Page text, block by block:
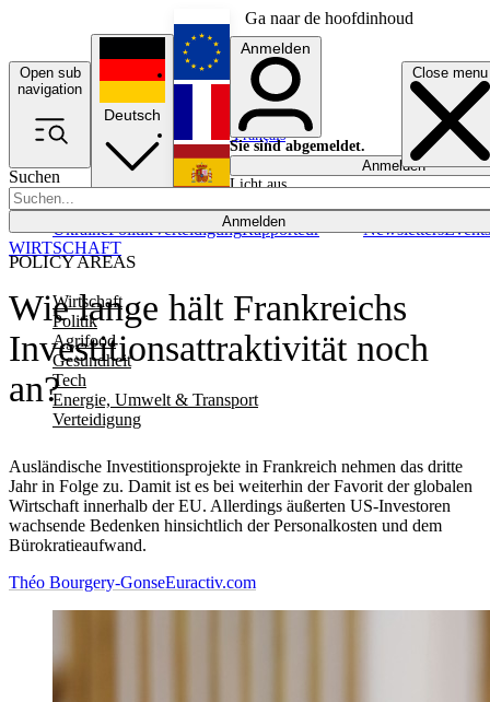
Ga naar de hoofdinhoud
Open sub
navigation
Close menu
Suchen
Anmelden
POLICY AREAS
Wirtschaft
Politik
Agrifood
Gesundheit
Tech
Energie, Umwelt & Transport
Verteidigung
UkrainePolitikVerteidigungRapporteur NewslettersEvents
Deutsch
English
Français
Anmelden
Sie sind abgemeldet.
Anmelden
Licht aus
Wie lange hält Frankreichs
Investitionsattraktivität noch
an?
Ausländische Investitionsprojekte in Frankreich nehmen das dritte
Jahr in Folge zu. Damit ist es bei weiterhin der Favorit der globalen
Wirtschaft innerhalb der EU. Allerdings äußerten US-Investoren
wachsende Bedenken hinsichtlich der Personalkosten und dem
Bürokratieaufwand.
WIRTSCHAFT
Théo Bourgery-GonseEuractiv.com